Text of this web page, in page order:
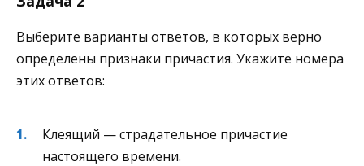
Выберите варианты ответов, в которых верно
определены признаки причастия. Укажите номера
этих ответов:
Клеящий — страдательное причастие
настоящего времени.